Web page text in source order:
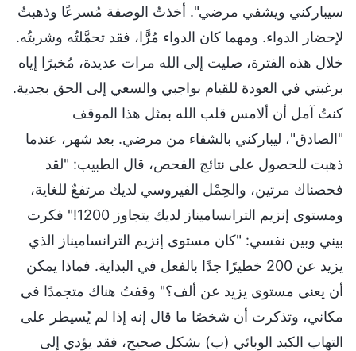
سيباركني ويشفي مرضي". أخذتُ الوصفة مُسرعًا وذهبتُ
لإحضار الدواء. ومهما كان الدواء مُرًّا، فقد تحمَّلتُه وشربتُه.
خلال هذه الفترة، صليت إلى الله مرات عديدة، مُخبرًا إياه
برغبتي في العودة للقيام بواجبي والسعي إلى الحق بجدية.
كنتُ آمل أن ألامس قلب الله بمثل هذا الموقف
"الصادق"، ليباركني بالشفاء من مرضي. بعد شهر، عندما
ذهبت للحصول على نتائج الفحص، قال الطبيب: "لقد
فحصناك مرتين، والحِمْل الفيروسي لديك مرتفعٌ للغاية،
ومستوى إنزيم الترانساميناز لديك يتجاوز 1200!" فكرت
بيني وبين نفسي: "كان مستوى إنزيم الترانساميناز الذي
يزيد عن 200 خطيرًا جدًا بالفعل في البداية. فماذا يمكن
أن يعني مستوى يزيد عن ألف؟" وقفتُ هناك متجمدًا في
مكاني، وتذكرت أن شخصًا ما قال إنه إذا لم يُسيطر على
التهاب الكبد الوبائي (ب) بشكل صحيح، فقد يؤدي إلى